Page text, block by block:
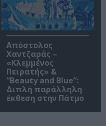
Απόστολος
Χαντζαράς –
«Κλεμμένος
Πειρατής» &
“Beauty and Blue”:
Διπλή παράλληλη
έκθεση στην Πάτμο